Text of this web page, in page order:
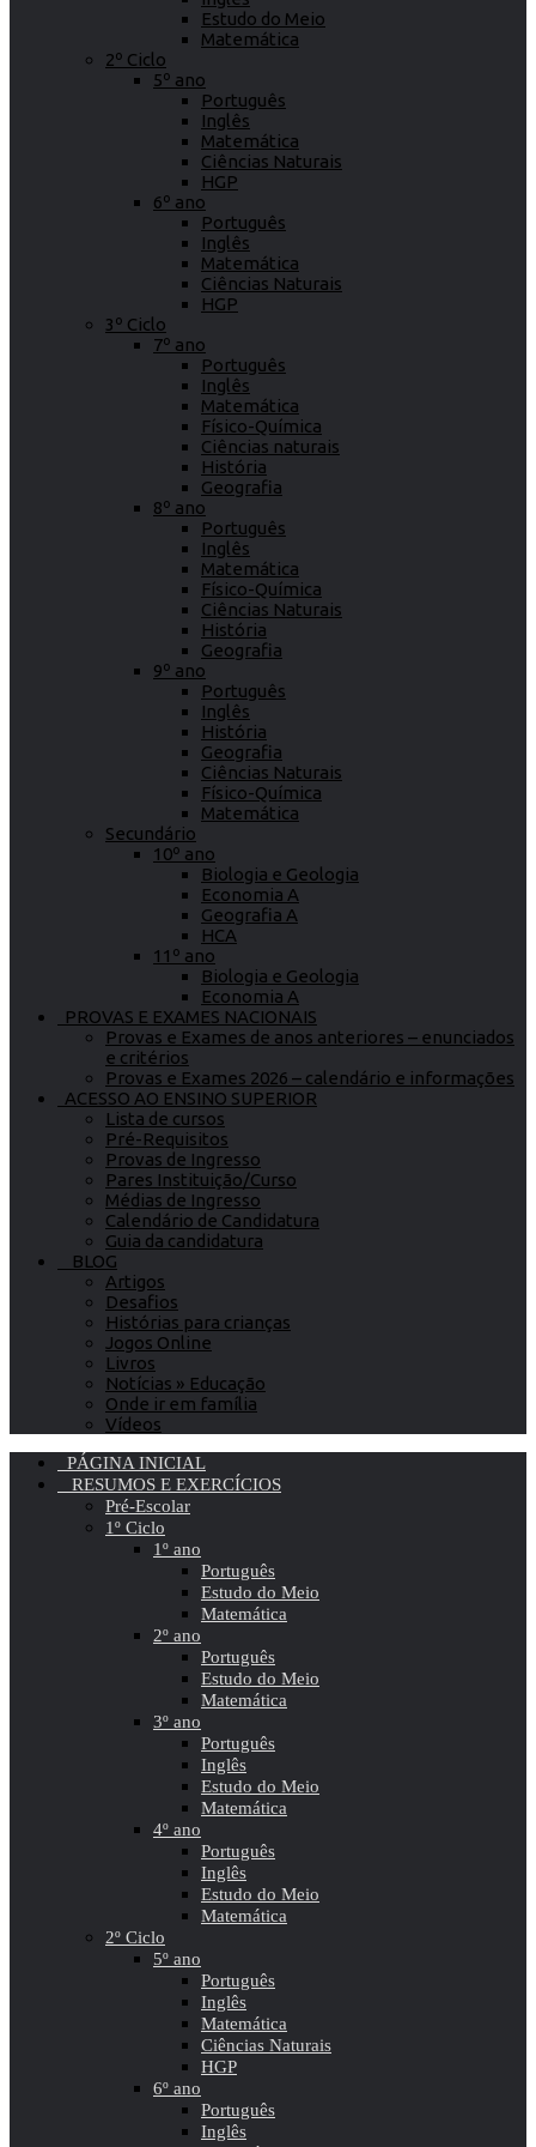
Estudo do Meio
Matemática
2º Ciclo
5º ano
Português
Inglês
Matemática
Ciências Naturais
HGP
6º ano
Português
Inglês
Matemática
Ciências Naturais
HGP
3º Ciclo
7º ano
Português
Inglês
Matemática
Físico-Química
Ciências naturais
História
Geografia
8º ano
Português
Inglês
Matemática
Físico-Química
Ciências Naturais
História
Geografia
9º ano
Português
Inglês
História
Geografia
Ciências Naturais
Físico-Química
Matemática
Secundário
10º ano
Biologia e Geologia
Economia A
Geografia A
HCA
11º ano
Biologia e Geologia
Economia A
PROVAS E EXAMES NACIONAIS
Provas e Exames de anos anteriores – enunciados
e critérios
Provas e Exames 2026 – calendário e informações
ACESSO AO ENSINO SUPERIOR
Lista de cursos
Pré-Requisitos
Provas de Ingresso
Pares Instituição/Curso
Médias de Ingresso
Calendário de Candidatura
Guia da candidatura
BLOG
Artigos
Desafios
Histórias para crianças
Jogos Online
Livros
Notícias » Educação
Onde ir em família
Vídeos
PÁGINA INICIAL
RESUMOS E EXERCÍCIOS
Pré-Escolar
1º Ciclo
1º ano
Português
Estudo do Meio
Matemática
2º ano
Português
Estudo do Meio
Matemática
3º ano
Português
Inglês
Estudo do Meio
Matemática
4º ano
Português
Inglês
Estudo do Meio
Matemática
2º Ciclo
5º ano
Português
Inglês
Matemática
Ciências Naturais
HGP
6º ano
Português
Inglês